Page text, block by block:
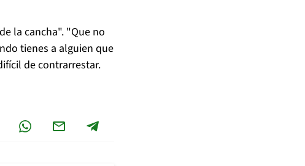
la cancha". "Que no
tienes a alguien que
de contrarrestar.